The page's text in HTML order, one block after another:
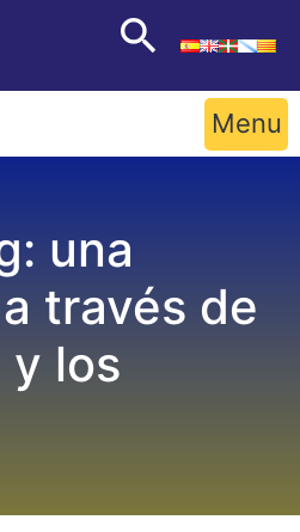
Menu
una
través de
y los